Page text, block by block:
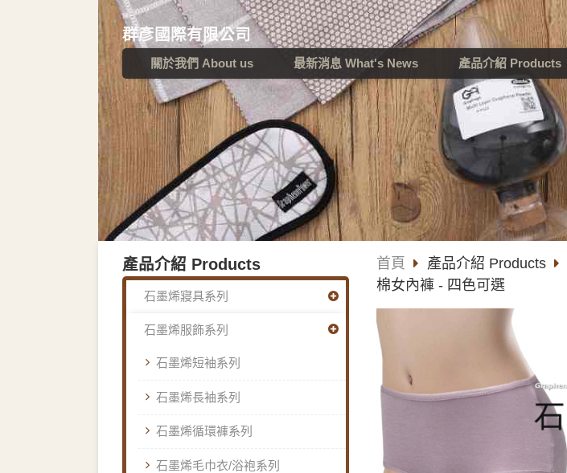
群彥國際有限公司
關於我們 About us 最新消息 What's News 產品介紹 Products
產品介紹 Products
石墨烯寢具系列
石墨烯服飾系列
石墨烯短袖系列
石墨烯長袖系列
石墨烯循環褲系列
石墨烯毛巾衣/浴袍系列
首頁 產品介紹 Products
棉女內褲 - 四色可選